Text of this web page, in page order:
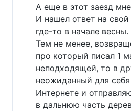
А еще в этот заезд
И нашел ответ на
где-то в начале
Тем не менее,
про который писал 1
неподходящей, то в
неожиданный для
Интернете и
в дальнюю часть